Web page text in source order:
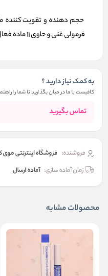
حجم دهنده و تقویت کننده
فرمولی غنی و حاوی 11 ماده فعال شامل چ...
به کمک نیاز دارید ؟
کافیست با ما در میان بگذارید تا شما را
تماس بگیرید
فروشنده: فروشگاه اینترنتی موی
زمان آماده سازی: آماده ارسال
محصولات مشابه